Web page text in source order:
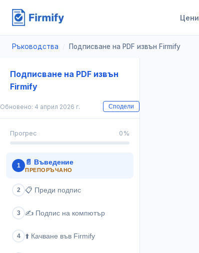
Цени
Ръководства Подписване на PDF извън Firmify
Подписване на PDF извън
Firmify
Обновено: 4 април 2026 г. Сподели
Прогрес 0 %
1 📄 Въведение
ПРЕПОРЪЧАНО
2 📋 Преди подпис
3 ✍️ Подпис на компютър
4 ⬆️ Качване във Firmify